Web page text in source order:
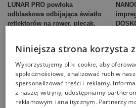
LUNAR PRO powłoka
odblaskowa odbijająca światło
reflektorów na rower, plecak,
Dowiedz się więcej
Wyświetlanie wszystkich wyników: 4
Zestawy kosmetyków samochodowych
Niniejsza strona korzysta
Wykorzystujemy pliki cookie, aby
społecznościowe, analizować ruch w
spersonalizować treści i reklamy.
z naszej witryny, udostępniamy
reklamowym i analitycznym. Partnerzy